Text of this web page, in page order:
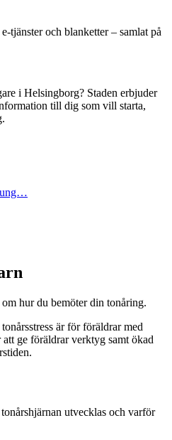
tjänster och blanketter – samlat på
i Helsingborg? Staden erbjuder
till dig som vill starta,
ung…
hur du bemöter din tonåring.
är för föräldrar med
ge föräldrar verktyg samt ökad
utvecklas och varför